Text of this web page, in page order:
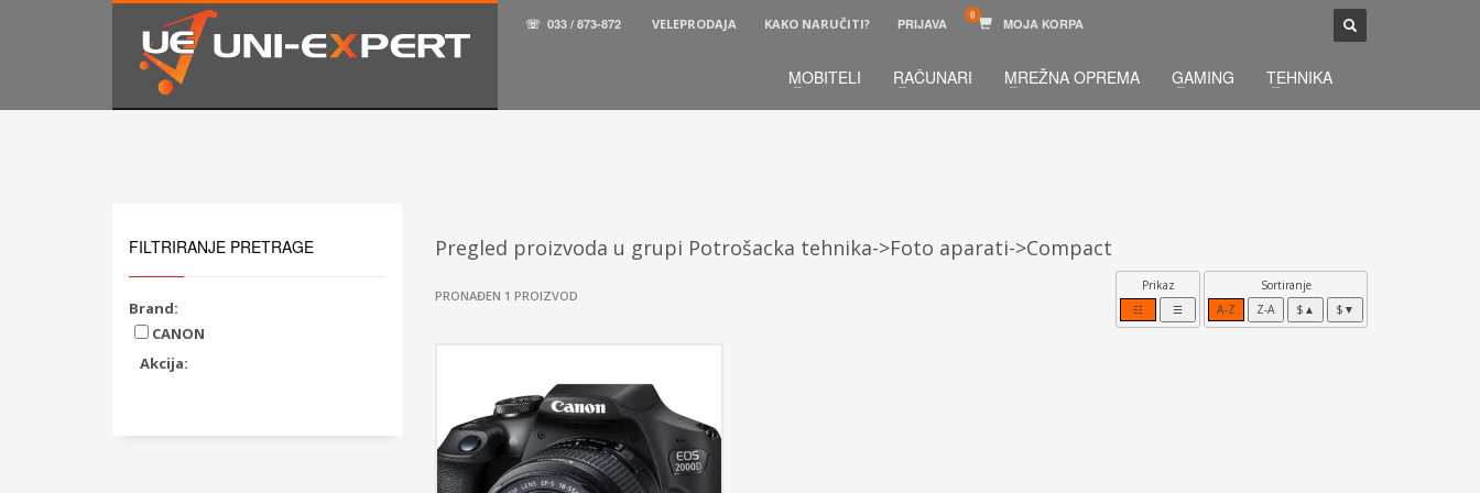
KAKO NARUČITI
Prijavite se ili registrujte.
☏ 033 / 873-872 VELEPRODAJA KAKO NARUČITI? PRIJAVA MOJA KORPA
MOBITELI RAČUNARI MREŽNA OPREMA GAMING TEHNIKA
Pregled proizvoda u grupi Potrošacka tehnika->Foto aparati->Compact
PRONAĐEN 1 PROIZVOD
Sortiranje
A-Z
Z-A $▲ $▼
Prikaz
☷
☰
FILTRIRANJE PRETRAGE
Brand:
CANON
Akcija: